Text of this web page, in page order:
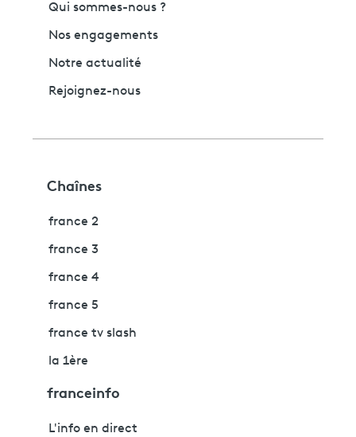
Qui sommes-nous ?
Nos engagements
Notre actualité
Rejoignez-nous
Chaînes
france 2
france 3
france 4
france 5
france tv slash
la 1ère
franceinfo
L'info en direct